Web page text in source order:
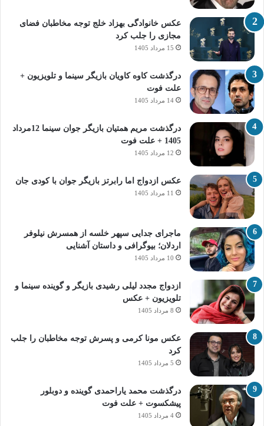
عکس خانوادگی بهزاد خلج توجه مخاطبان فضای
مجازی را جلب کرد
15 مرداد 1405
درگذشت کاوه کاویان بازیگر سینما و تلویزیون +
علت فوت
14 مرداد 1405
درگذشت مریم همتیان بازیگر جوان سینما 12مرداد
1405 + علت فوت
12 مرداد 1405
عکس ازدواج اما رابرتز بازیگر جوان با کودی جان
11 مرداد 1405
ماجرای جدایی سپهر خلسه از همسرش نیلوفر
اردلان؛ بیوگرافی و داستان آشنایی
10 مرداد 1405
ازدواج مجدد لیلی رشیدی بازیگر و گوینده سینما و
تلویزیون + عکس
8 مرداد 1405
عکس مونا کرمی و پسرش توجه مخاطبان را جلب
کرد
5 مرداد 1405
درگذشت محمد یاراحمدی گوینده و دوبلور
پیشکسوت + علت فوت
4 مرداد 1405